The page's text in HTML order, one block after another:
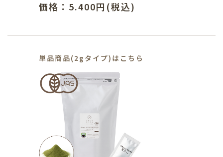
価格：5.400円(税込)
単品商品(2gタイプ)はこちら